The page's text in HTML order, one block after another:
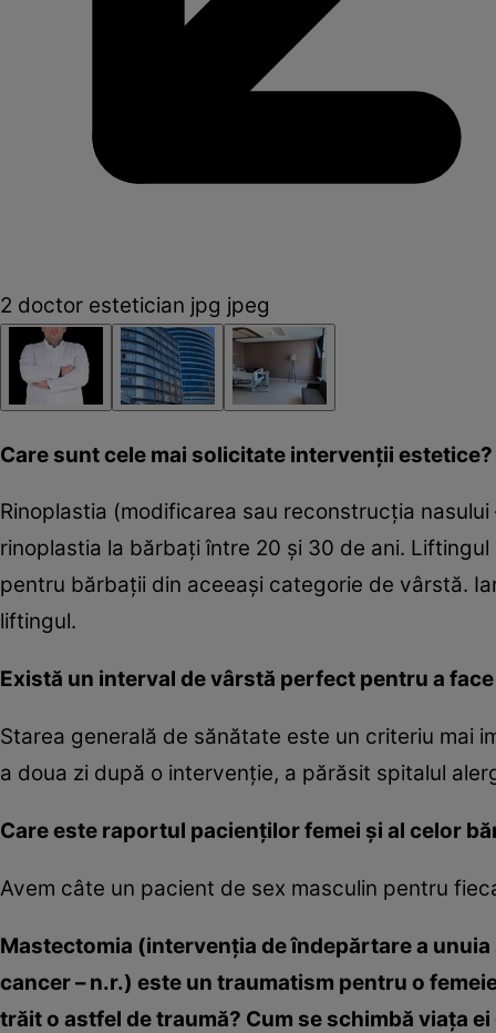
2 doctor estetician jpg jpeg
Care sunt cele mai solicitate intervenţii
Rinoplastia (modificarea sau reconstrucţia
rinoplastia la bărbaţi între 20 şi 30 de ani.
pentru bărbaţii din aceeaşi categorie de vârstă.
liftingul.
Există un interval de vârstă perfect pentru a
Starea generală de sănătate este un criteriu mai
a doua zi după o intervenţie, a părăsit spitalul
Care este raportul pacienţilor femei şi al celor
Avem câte un pacient de sex masculin pentru
Mastectomia (intervenţia de îndepărtare a
cancer – n.r.) este un traumatism pentru o
trăit o astfel de traumă? Cum se schimbă viaţa